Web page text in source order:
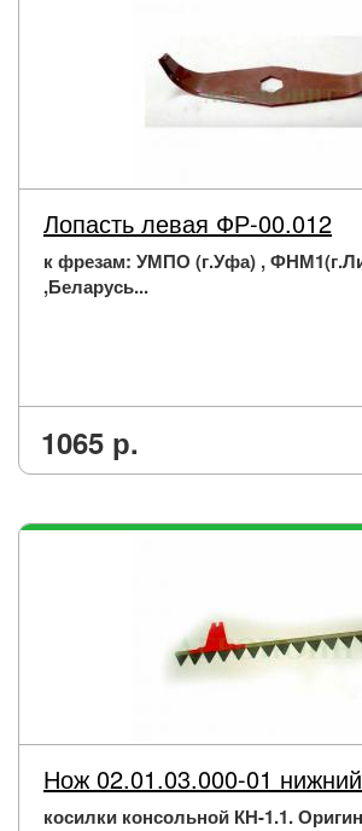
Лопасть левая ФР-00.012
к фрезам: УМПО (г.Уфа) ,
,Беларусь...
1065 р.
Нож 02.01.03.000-01 нижний
косилки консольной КН-1.1.